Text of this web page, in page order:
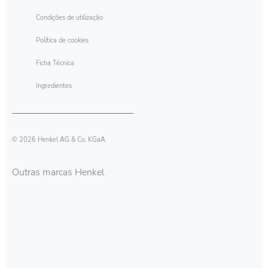
Condições de utilização
Política de cookies
Ficha Técnica
Ingredientes
© 2026 Henkel AG & Co. KGaA
Outras marcas Henkel